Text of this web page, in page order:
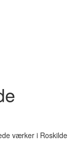
værker i Roskilde